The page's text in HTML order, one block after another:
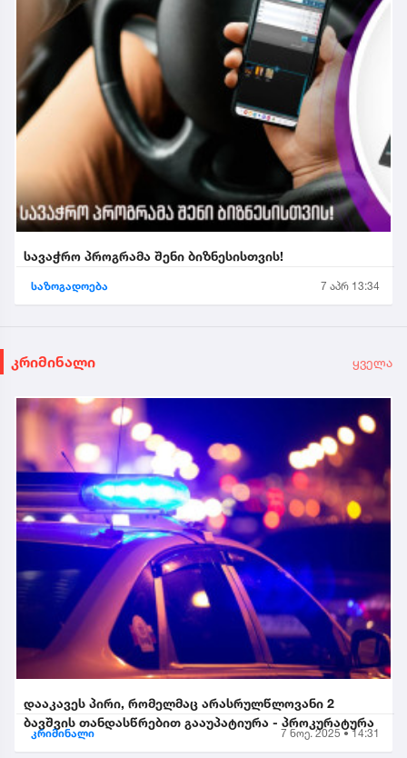
სავაჭრო პროგრამა შენი ბიზნესისთვის!
საზოგადოება 7 აპრ 13:34
კრიმინალი ყველა
დააკავეს პირი, რომელმაც არასრულწლოვანი 2
ბავშვის თანდასწრებით გააუპატიურა - პროკურატურა
კრიმინალი 7 ნოე. 2025 • 14:31